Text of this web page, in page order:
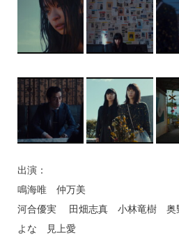
出演：
鳴海唯 仲万美
河合優実 田畑志真 小林竜樹 奥
よな 見上愛